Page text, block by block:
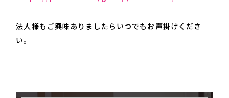
法人様もご興味ありましたらいつでもお声掛けくださ
い。